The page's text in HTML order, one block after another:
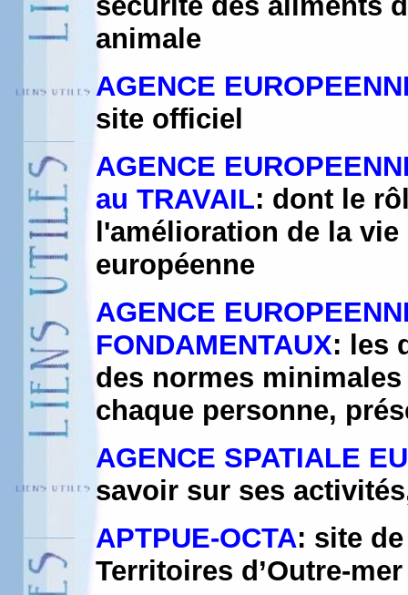
animale
AGENCE
site officiel
AGENCE
au TRAVAIL: dont le
l'amélioration de la
européenne
AGENCE
FONDAMENTAUX: les
des normes
chaque personne,
AGENCE SPATIALE
savoir sur ses
APTPUE-OCTA: site
Territoires d’Outre-